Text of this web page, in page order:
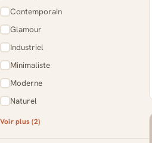
Contemporain
Glamour
Industriel
Minimaliste
Moderne
Naturel
Voir plus (2)